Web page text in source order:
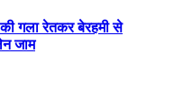
गला रेतकर बेरहमी से
जाम